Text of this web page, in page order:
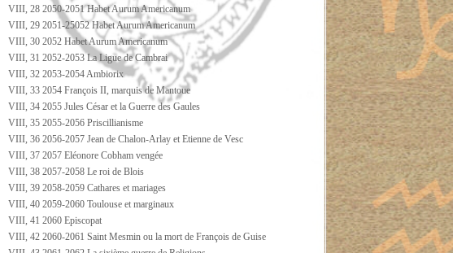
VIII, 28 2050-2051 Habet Aurum Americanum
VIII, 29 2051-25052 Habet Aurum Americanum
VIII, 30 2052 Habet Aurum Americanum
VIII, 31 2052-2053 La Ligue de Cambrai
VIII, 32 2053-2054 Ambiorix
VIII, 33 2054 François II, marquis de Mantoue
VIII, 34 2055 Jules César et la Guerre des Gaules
VIII, 35 2055-2056 Priscillianisme
VIII, 36 2056-2057 Jean de Chalon-Arlay et Etienne de Vesc
VIII, 37 2057 Eléonore Cobham vengée
VIII, 38 2057-2058 Le roi de Blois
VIII, 39 2058-2059 Cathares et mariages
VIII, 40 2059-2060 Toulouse et marginaux
VIII, 41 2060 Episcopat
VIII, 42 2060-2061 Saint Mesmin ou la mort de François de Guise